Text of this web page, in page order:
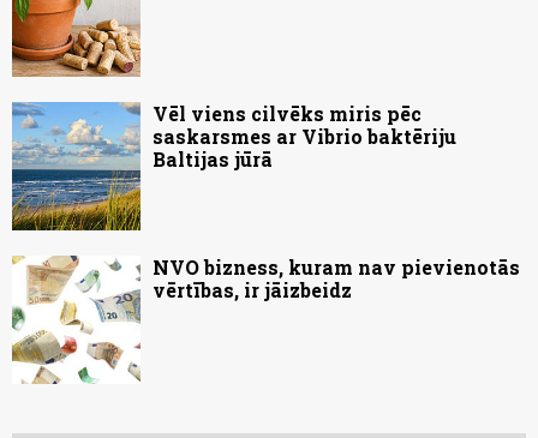
Vēl viens cilvēks miris pēc
saskarsmes ar Vibrio baktēriju
Baltijas jūrā
NVO bizness, kuram nav pievienotās
vērtības, ir jāizbeidz